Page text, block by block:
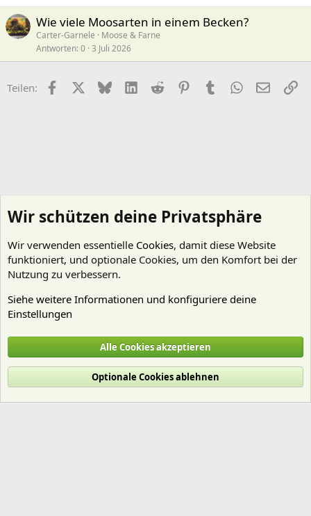
Wie viele Moosarten in einem Becken?
Carter-Garnele
Moose & Farne
Antworten 0 3 Juli 2026
Teilen: FacebookX (Twitter)
BlueskyLinkedIn
Reddit PinterestTumblr WhatsApp
E-Mail
Cookies
Deutsch (Du)
Nutzungsbedingungen
Datenschutz Hilfe und Impressum
R
Wir schützen deine Privatsphäre
Wir verwenden essentielle Cookies, damit diese Website
funktioniert, und optionale Cookies, um den Komfort bei der
Nutzung zu verbessern.
Siehe weitere Informationen und konfiguriere deine
Einstellungen
Alle Cookies akzeptieren
Optionale Cookies ablehnen